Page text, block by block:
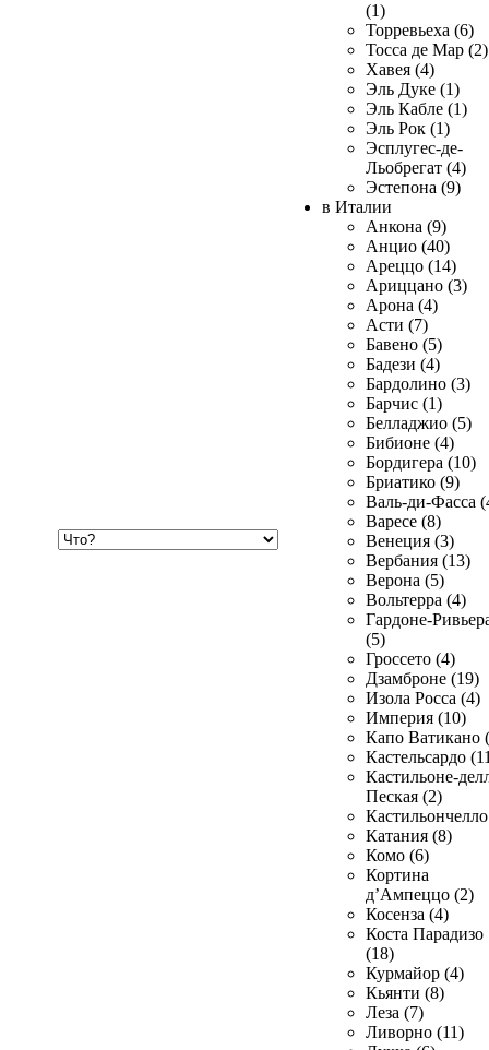
(1)
Торревьеха (6)
Тосса де Мар (2)
Хавея (4)
Эль Дуке (1)
Эль Кабле (1)
Эль Рок (1)
Эсплугес-де-
Льобрегат (4)
Эстепона (9)
в Италии
Анкона (9)
Анцио (40)
Ареццо (14)
Ариццано (3)
Арона (4)
Асти (7)
Бавено (5)
Бадези (4)
Бардолино (3)
Барчис (1)
Белладжио (5)
Бибионе (4)
Бордигера (10)
Бриатико (9)
Валь-ди-Фасса
Варесе (8)
Венеция (3)
Вербания (13)
Верона (5)
Вольтерра (4)
Гардоне-
(5)
Гроссето (4)
Дзамброне (19)
Изола Росса (4)
Империя (10)
Капо Ватикано
Кастельсардо
Кастильоне-
Пеская (2)
Катания (8)
Комо (6)
Кортина
д’Ампеццо (2)
Косенза (4)
Коста Парадизо
(18)
Курмайор (4)
Кьянти (8)
Леза (7)
Ливорно (11)